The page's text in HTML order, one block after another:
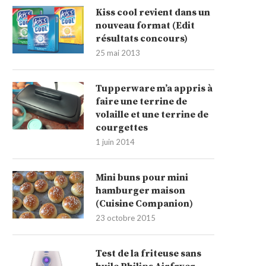
Kiss cool revient dans un
nouveau format (Edit
résultats concours)
25 mai 2013
Tupperware m’a appris à
faire une terrine de
volaille et une terrine de
courgettes
1 juin 2014
Mini buns pour mini
hamburger maison
(Cuisine Companion)
23 octobre 2015
Test de la friteuse sans